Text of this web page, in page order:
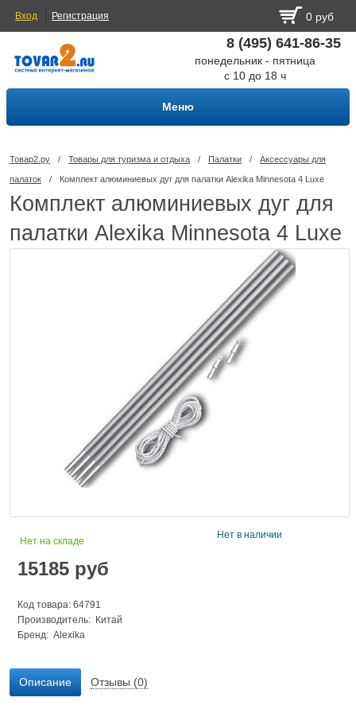
Вход Регистрация 0 руб
8 (495) 641-86-35
понедельник - пятница
с 10 до 18 ч
Меню
Товар2.ру / Товары для туризма и отдыха / Палатки / Аксессуары для
палаток / Комплект алюминиевых дуг для палатки Alexika Minnesota 4 Luxe
Комплект алюминиевых дуг для
палатки Alexika Minnesota 4 Luxe
Нет на складе
15185 руб
Код товара: 64791
Производитель: Китай
Бренд: Alexika
Нет в наличии
Описание Отзывы (0)